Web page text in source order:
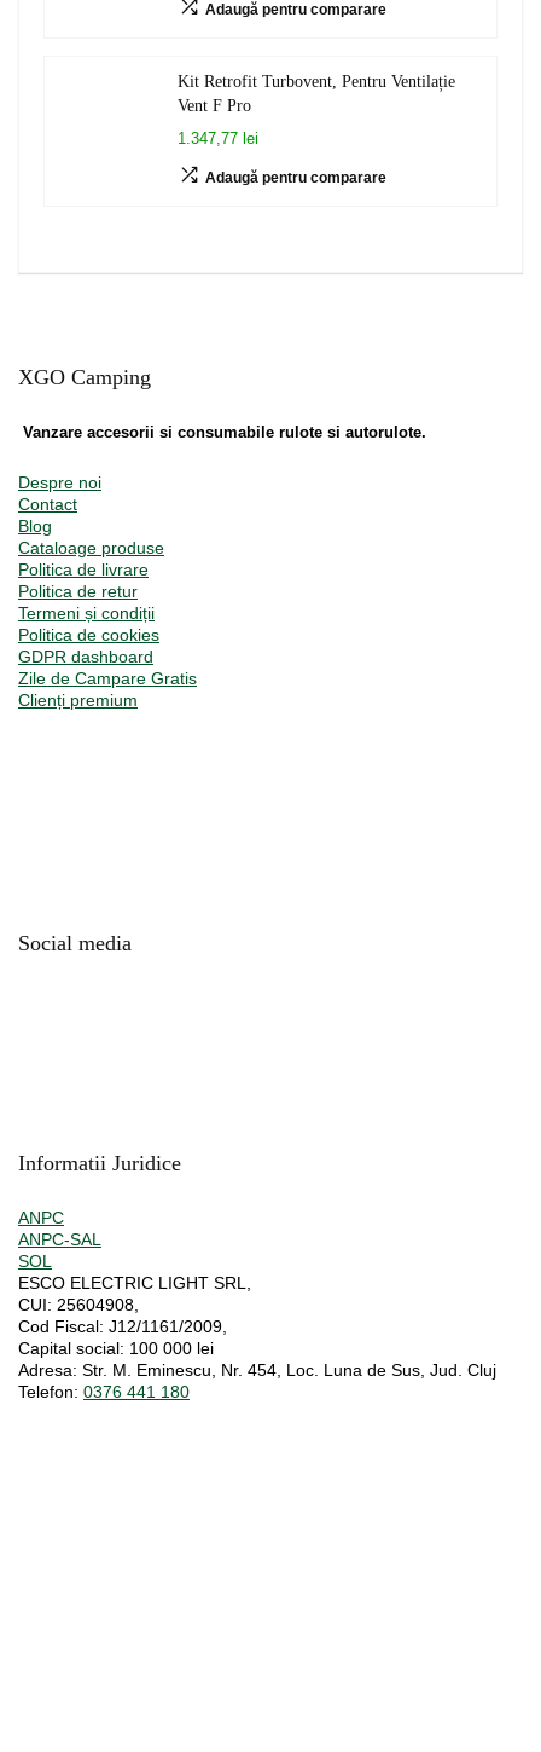
Adaugă pentru comparare
Kit Retrofit Turbovent, Pentru Ventilație
Vent F Pro
1.347,77 lei
Adaugă pentru comparare
XGO Camping
Vanzare accesorii si consumabile rulote si autorulote.
Despre noi
Contact
Blog
Cataloage produse
Politica de livrare
Politica de retur
Termeni și condiții
Politica de cookies
GDPR dashboard
Zile de Campare Gratis
Clienți premium
Social media
Informatii Juridice
ANPC
ANPC-SAL
SOL
ESCO ELECTRIC LIGHT SRL,
CUI: 25604908,
Cod Fiscal: J12/1161/2009,
Capital social: 100 000 lei
Adresa: Str. M. Eminescu, Nr. 454, Loc. Luna de Sus, Jud. Cluj
Telefon: 0376 441 180